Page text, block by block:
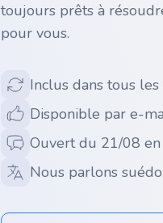
toujours prêts à
pour vous.
Inclus dans tous
Disponible par e-
Ouvert du 21/08
Nous parlons